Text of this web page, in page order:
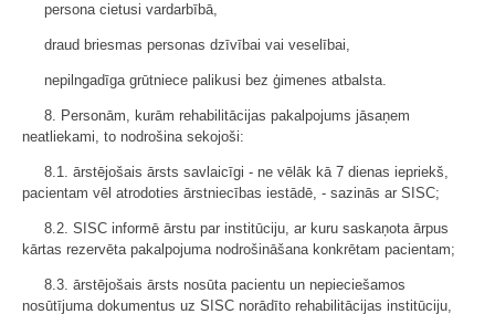
persona cietusi vardarbībā,
draud briesmas personas dzīvībai vai veselībai,
nepilngadīga grūtniece palikusi bez ģimenes atbalsta.
8. Personām, kurām rehabilitācijas pakalpojums jāsaņem
neatliekami, to nodrošina sekojoši:
8.1. ārstējošais ārsts savlaicīgi - ne vēlāk kā 7 dienas iepriekš,
pacientam vēl atrodoties ārstniecības iestādē, - sazinās ar SISC;
8.2. SISC informē ārstu par institūciju, ar kuru saskaņota ārpus
kārtas rezervēta pakalpojuma nodrošināšana konkrētam pacientam;
8.3. ārstējošais ārsts nosūta pacientu un nepieciešamos
nosūtījuma dokumentus uz SISC norādīto rehabilitācijas institūciju,